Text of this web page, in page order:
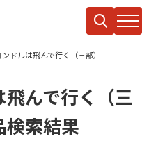
ンドルは飛んで行く（三部）
んで行く（三
索結果